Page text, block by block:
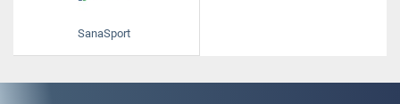
SanaSport